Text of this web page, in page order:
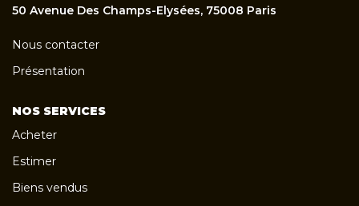
50 Avenue Des Champs-Elysées, 75008 Paris
Nous contacter
Présentation
NOS SERVICES
Acheter
Estimer
Biens vendus